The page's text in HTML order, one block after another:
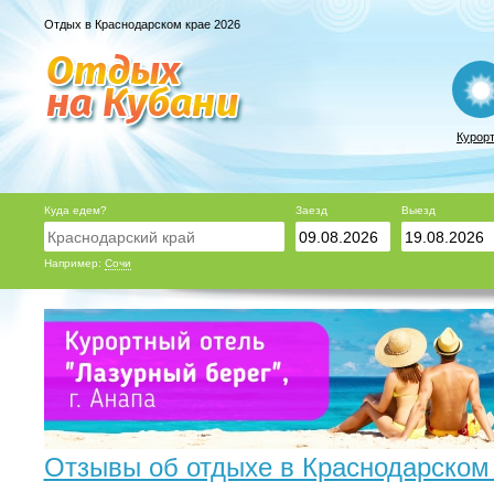
Отдых в Краснодарском крае 2026
Куда едем?
Например: Сочи
Заезд Выезд
Отзывы об отдыхе в Краснодарском